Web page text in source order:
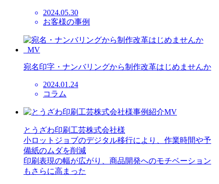
2024.05.30
お客様の事例
宛名印字・ナンバリングから制作改革はじめませんか
2024.01.24
コラム
とうざわ印刷工芸株式会社様
小ロットジョブのデジタル移行により、作業時間や予
備紙のムダを削減
印刷表現の幅が広がり、商品開発へのモチベーション
もさらに高まった